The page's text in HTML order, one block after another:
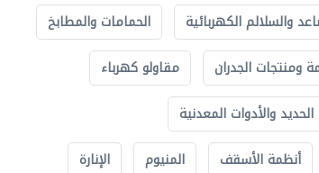
والسلالم الكهربائية
الحمامات والمطابخ
ومنتجات الجدران
مقاولو كهرباء
الحديد والأدوات المعدنية
أنظمة الأسقف المنيوم
الإنارة